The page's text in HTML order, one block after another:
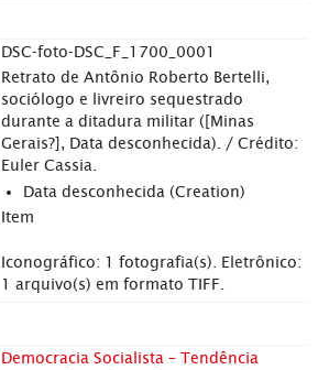
DSC-foto-DSC_F_1700_0001
Retrato de Antônio Roberto Bertelli,
sociólogo e livreiro sequestrado
durante a ditadura militar ([Minas
Gerais?], Data desconhecida). / Crédito:
Euler Cassia.
Data desconhecida (Creation)
Item
Iconográfico: 1 fotografia(s). Eletrônico:
1 arquivo(s) em formato TIFF.
Democracia Socialista – Tendência